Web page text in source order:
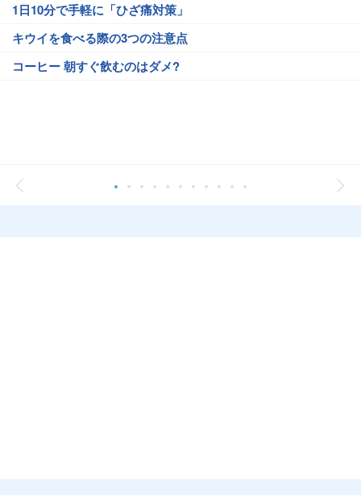
1日10分で手軽に「ひざ痛対策」
キウイを食べる際の3つの注意点
コーヒー 朝すぐ飲むのはダメ?